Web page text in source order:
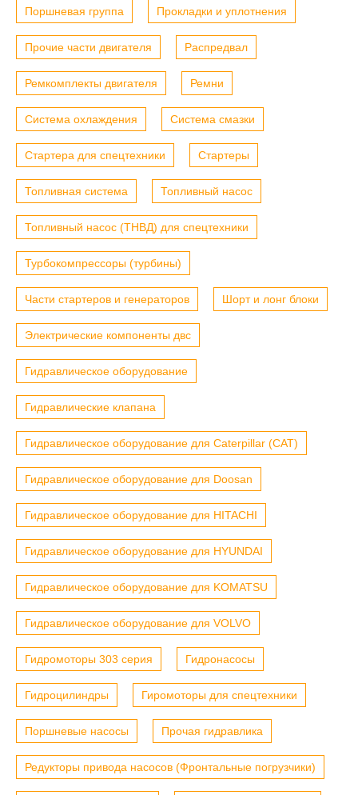
Поршневая группа Прокладки и уплотнения
Прочие части двигателя Распредвал
Ремкомплекты двигателя Ремни
Система охлаждения Система смазки
Стартера для спецтехники Стартеры
Топливная система Топливный насос
Топливный насос (ТНВД) для спецтехники
Турбокомпрессоры (турбины)
Части стартеров и генераторов Шорт и лонг блоки
Электрические компоненты двс
Гидравлическое оборудование
Гидравлические клапана
Гидравлическое оборудование для Caterpillar (CAT)
Гидравлическое оборудование для Doosan
Гидравлическое оборудование для HITACHI
Гидравлическое оборудование для HYUNDAI
Гидравлическое оборудование для KOMATSU
Гидравлическое оборудование для VOLVO
Гидромоторы 303 серия Гидронасосы
Гидроцилиндры Гиромоторы для спецтехники
Поршневые насосы Прочая гидравлика
Редукторы привода насосов (Фронтальные погрузчики)